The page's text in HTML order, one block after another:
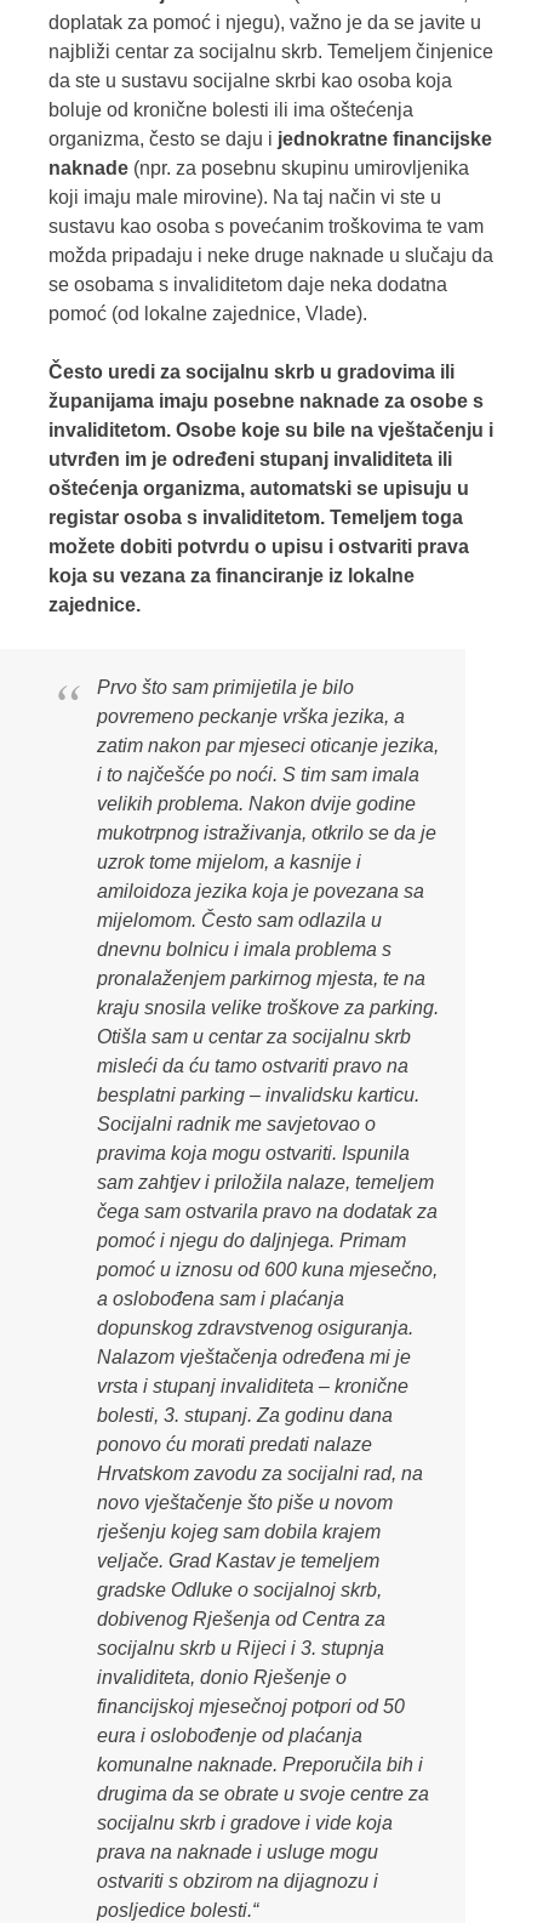
doplatak za pomoć i njegu), važno je da se javite u
najbliži centar za socijalnu skrb. Temeljem činjenice
da ste u sustavu socijalne skrbi kao osoba koja
boluje od kronične bolesti ili ima oštećenja
organizma, često se daju i jednokratne financijske
naknade (npr. za posebnu skupinu umirovljenika
koji imaju male mirovine). Na taj način vi ste u
sustavu kao osoba s povećanim troškovima te vam
možda pripadaju i neke druge naknade u slučaju da
se osobama s invaliditetom daje neka dodatna
pomoć (od lokalne zajednice, Vlade).
Često uredi za socijalnu skrb u gradovima ili
županijama imaju posebne naknade za osobe s
invaliditetom. Osobe koje su bile na vještačenju i
utvrđen im je određeni stupanj invaliditeta ili
oštećenja organizma, automatski se upisuju u
registar osoba s invaliditetom. Temeljem toga
možete dobiti potvrdu o upisu i ostvariti prava
koja su vezana za financiranje iz lokalne
zajednice.
Prvo što sam primijetila je bilo
povremeno peckanje vrška jezika, a
zatim nakon par mjeseci oticanje jezika,
i to najčešće po noći. S tim sam imala
velikih problema. Nakon dvije godine
mukotrpnog istraživanja, otkrilo se da je
uzrok tome mijelom, a kasnije i
amiloidoza jezika koja je povezana sa
mijelomom. Često sam odlazila u
dnevnu bolnicu i imala problema s
pronalaženjem parkirnog mjesta, te na
kraju snosila velike troškove za parking.
Otišla sam u centar za socijalnu skrb
misleći da ću tamo ostvariti pravo na
besplatni parking – invalidsku karticu.
Socijalni radnik me savjetovao o
pravima koja mogu ostvariti. Ispunila
sam zahtjev i priložila nalaze, temeljem
čega sam ostvarila pravo na dodatak za
pomoć i njegu do daljnjega. Primam
pomoć u iznosu od 600 kuna mjesečno,
a oslobođena sam i plaćanja
dopunskog zdravstvenog osiguranja.
Nalazom vještačenja određena mi je
vrsta i stupanj invaliditeta – kronične
bolesti, 3. stupanj. Za godinu dana
ponovo ću morati predati nalaze
Hrvatskom zavodu za socijalni rad, na
novo vještačenje što piše u novom
rješenju kojeg sam dobila krajem
veljače. Grad Kastav je temeljem
gradske Odluke o socijalnoj skrb,
dobivenog Rješenja od Centra za
socijalnu skrb u Rijeci i 3. stupnja
invaliditeta, donio Rješenje o
financijskoj mjesečnoj potpori od 50
eura i oslobođenje od plaćanja
komunalne naknade. Preporučila bih i
drugima da se obrate u svoje centre za
socijalnu skrb i gradove i vide koja
prava na naknade i usluge mogu
ostvariti s obzirom na dijagnozu i
posljedice bolesti.“